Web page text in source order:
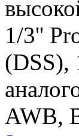
1/3''
(DSS),
AWB,